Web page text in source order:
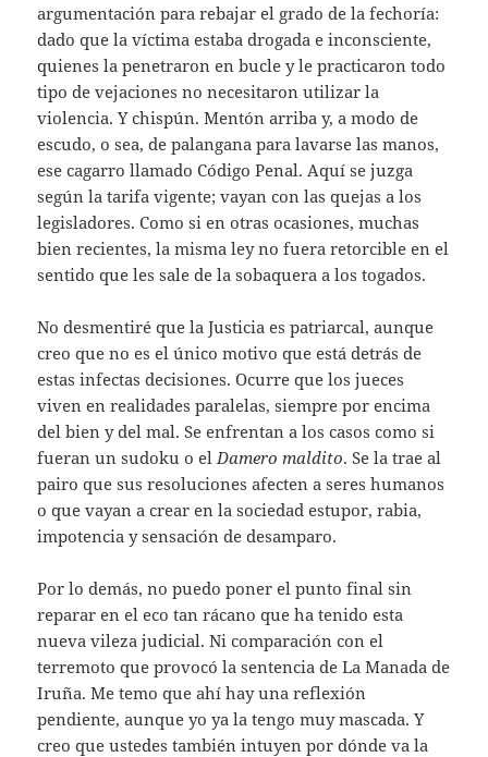
argumentación para rebajar el grado de la fechoría:
dado que la víctima estaba drogada e inconsciente,
quienes la penetraron en bucle y le practicaron todo
tipo de vejaciones no necesitaron utilizar la
violencia. Y chispún. Mentón arriba y, a modo de
escudo, o sea, de palangana para lavarse las manos,
ese cagarro llamado Código Penal. Aquí se juzga
según la tarifa vigente; vayan con las quejas a los
legisladores. Como si en otras ocasiones, muchas
bien recientes, la misma ley no fuera retorcible en el
sentido que les sale de la sobaquera a los togados.
No desmentiré que la Justicia es patriarcal, aunque
creo que no es el único motivo que está detrás de
estas infectas decisiones. Ocurre que los jueces
viven en realidades paralelas, siempre por encima
del bien y del mal. Se enfrentan a los casos como si
fueran un sudoku o el Damero maldito. Se la trae al
pairo que sus resoluciones afecten a seres humanos
o que vayan a crear en la sociedad estupor, rabia,
impotencia y sensación de desamparo.
Por lo demás, no puedo poner el punto final sin
reparar en el eco tan rácano que ha tenido esta
nueva vileza judicial. Ni comparación con el
terremoto que provocó la sentencia de La Manada de
Iruña. Me temo que ahí hay una reflexión
pendiente, aunque yo ya la tengo muy mascada. Y
creo que ustedes también intuyen por dónde va la